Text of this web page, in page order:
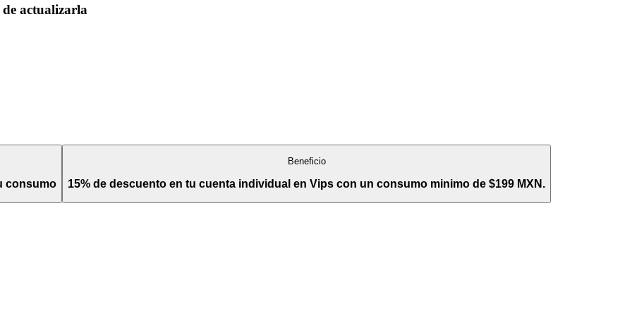
de actualizarla
consumo
Beneficio
15% de descuento en tu cuenta individual en Vips con un consumo minimo de $199 MXN.